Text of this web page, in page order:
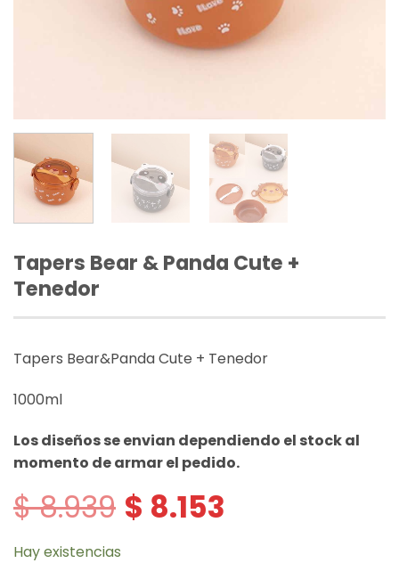
Tapers Bear & Panda Cute +
Tenedor
Tapers Bear&Panda Cute + Tenedor
1000ml
Los diseños se envian dependiendo el stock al
momento de armar el pedido.
$8.939 El
precio
original
$ 8.153
Hay existencias